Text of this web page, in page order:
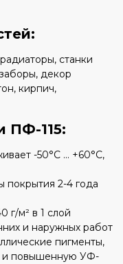
станки
декор
кирпич,
ПФ-115:
-50°C ... +60°C,
покрытия 2-4 года
г/м² в 1 слой
и наружных работ
пигменты,
и повышенную УФ-